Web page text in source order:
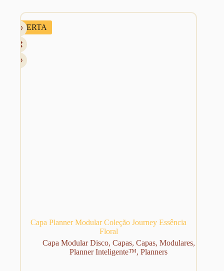
era:
é:
OFERTA
Capa Planner Modular Coleção Journey Essência
Floral
Capa Modular Disco, Capas, Capas, Modulares,
Planner Inteligente™,Planners